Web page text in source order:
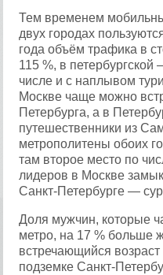
Тем временем
двух городах
года объём трафика в
115 %, в
числе и с наплывом
Москве чаще можно
Петербурга, а в
путешественники из
метрополитены обоих
там второе место по
лидеров в Москве
Санкт-Петербурге —
Доля мужчин, которые
метро, на 17 % больше
встречающийся
подземке Санкт-